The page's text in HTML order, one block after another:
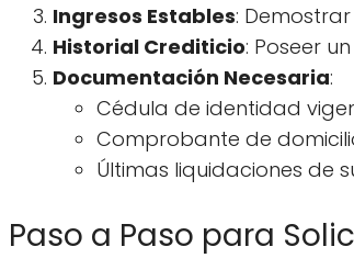
Ingresos Estables:
Historial Crediticio: Poseer
Documentación Necesaria:
Cédula de identidad
Comprobante de
Últimas liquidaciones de
Paso a Paso para